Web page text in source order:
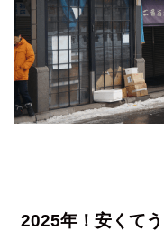
2025年！安くて